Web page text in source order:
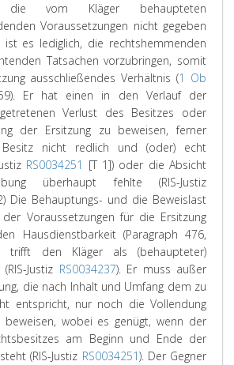
vom Kläger behaupteten
Voraussetzungen nicht gegeben
ist es lediglich, die rechtshemmenden
Tatsachen vorzubringen, somit
ausschließendes Verhältnis (1 Ob
Er hat einen in den Verlauf der
Verlust des Besitzes oder
der Ersitzung zu beweisen, ferner
nicht redlich und (oder) echt
RS0034251 [T 1]) oder die Absicht
überhaupt fehlte (RIS-Justiz
Die Behauptungs- und die Beweislast
Voraussetzungen für die Ersitzung
Hausdienstbarkeit (Paragraph 476,
trifft den Kläger als (behaupteter)
Justiz RS0034237). Er muss außer
die nach Inhalt und Umfang dem zu
entspricht, nur noch die Vollendung
beweisen, wobei es genügt, wenn der
am Beginn und Ende der
(RIS-Justiz RS0034251). Der Gegner